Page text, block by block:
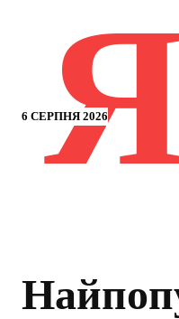
6 СЕРПНЯ 2026